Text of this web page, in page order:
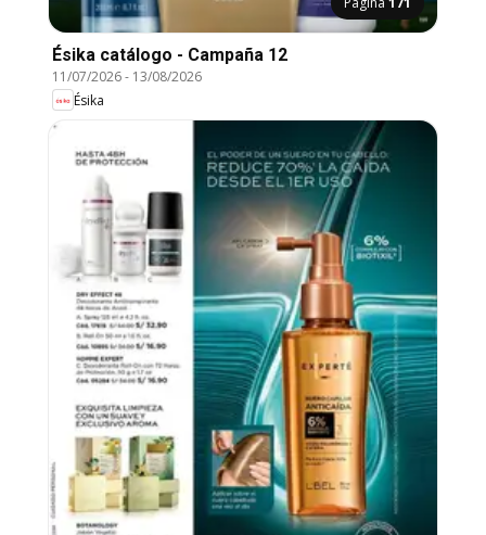
Ésika catálogo - Campaña 12
11/07/2026- 13/08/2026
Ésika